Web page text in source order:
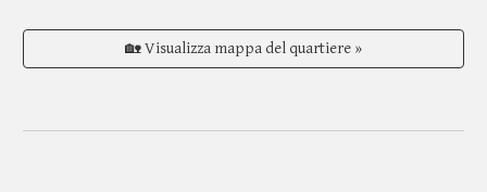
🏡 Visualizza mappa del quartiere »